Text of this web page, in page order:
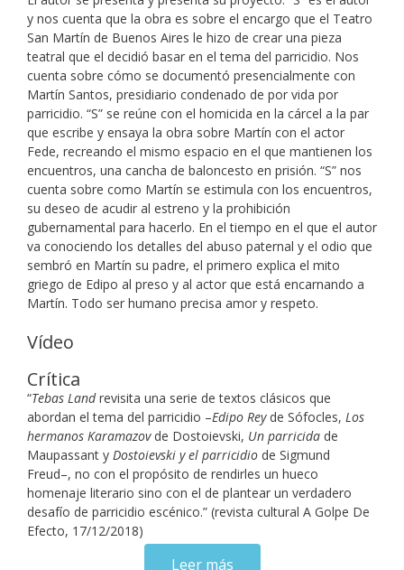
y nos cuenta que la obra es sobre el encargo que el Teatro
San Martín de Buenos Aires le hizo de crear una pieza
teatral que el decidió basar en el tema del parricidio. Nos
cuenta sobre cómo se documentó presencialmente con
Martín Santos, presidiario condenado de por vida por
parricidio. “S” se reúne con el homicida en la cárcel a la par
que escribe y ensaya la obra sobre Martín con el actor
Fede, recreando el mismo espacio en el que mantienen los
encuentros, una cancha de baloncesto en prisión. “S” nos
cuenta sobre como Martín se estimula con los encuentros,
su deseo de acudir al estreno y la prohibición
gubernamental para hacerlo. En el tiempo en el que el autor
va conociendo los detalles del abuso paternal y el odio que
sembró en Martín su padre, el primero explica el mito
griego de Edipo al preso y al actor que está encarnando a
Martín. Todo ser humano precisa amor y respeto.
Vídeo
Crítica
“Tebas Landrevisita una serie de textos clásicos que
abordan el tema del parricidio –Edipo Reyde Sófocles, Los
hermanos Karamazovde Dostoievski, Un parricida de
Maupassant y Dostoievski y el parricidio de Sigmund
Freud–, no con el propósito de rendirles un hueco
homenaje literario sino con el de plantear un verdadero
desafío de parricidio escénico.” (revista cultural A Golpe De
Efecto, 17/12/2018)
Leer más